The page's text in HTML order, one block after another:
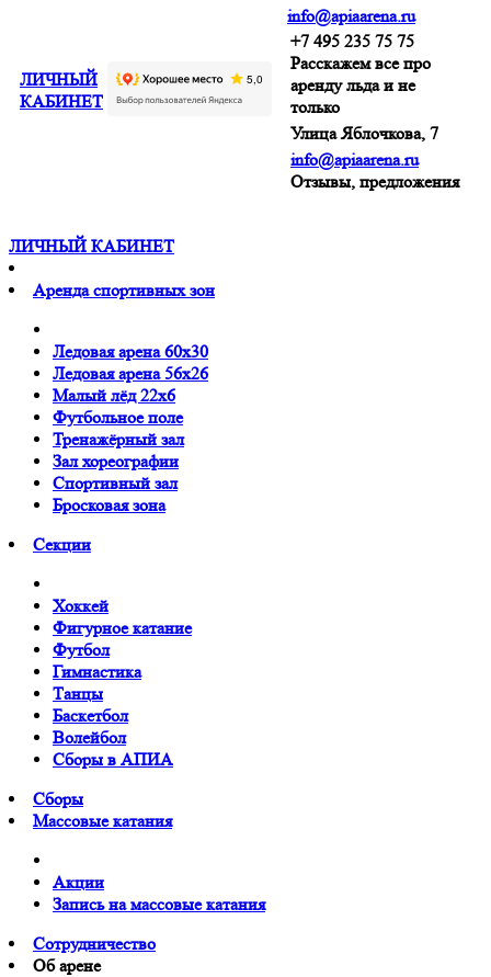
ЛИЧНЫЙ
КАБИНЕТ
info@apiaarena.ru
+7 495 235 75 75
Расскажем все про
аренду льда и не
только
Улица Яблочкова, 7
info@apiaarena.ru
Отзывы, предложения
ЛИЧНЫЙ КАБИНЕТ
Аренда спортивных зон
Ледовая арена 60x30
Ледовая арена 56x26
Малый лёд 22x6
Футбольное поле
Тренажёрный зал
Зал хореографии
Спортивный зал
Бросковая зона
Cекции
Хоккей
Фигурное катание
Футбол
Гимнастика
Танцы
Баскетбол
Волейбол
Сборы в АПИА
Сборы
Массовые катания
Акции
Запись на массовые катания
Сотрудничество
Об арене